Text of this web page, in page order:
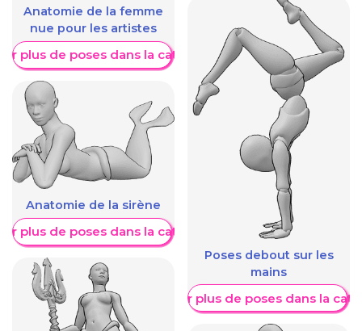
Anatomie de la femme
nue pour les artistes
plus de poses dans la catégorie
Anatomie de la sirène
plus de poses dans la catégorie
Poses debout sur les
mains
Afficher plus de poses dans la